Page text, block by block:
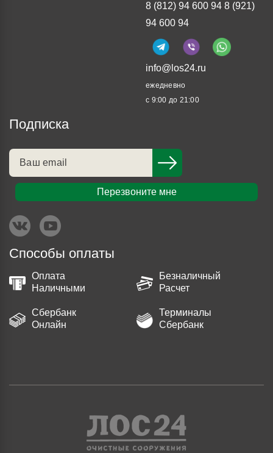
8 (812) 94 600 94 8 (921)
94 600 94
info@los24.ru
ежедневно
с 9:00 до 21:00
Подписка
Перезвоните мне
Способы оплаты
Оплата
Наличными
Безналичный
Расчет
Сбербанк
Онлайн
Терминалы
Сбербанк